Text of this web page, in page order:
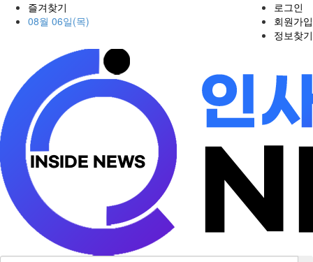
즐겨찾기
08월 06일(목)
로그인
회원가입
정보찾기